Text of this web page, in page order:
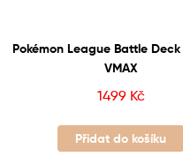
Pokémon League Battle
VMAX
1499 Kč
Přidat do košíku